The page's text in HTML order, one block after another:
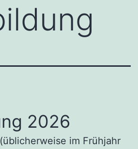
2026
im Frühjahr